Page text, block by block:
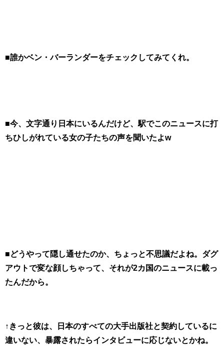
■誰かベン・バーランダーをチェックしてみてくれ。
■今、文字通り日本にいるんだけど、駅でこのニュースに打
ちひしがれている女の子たちの声を聞いたよw
■どうやって隠し通せたのか、ちょっと不思議だよね。ダグ
アウトで変な顔しちゃって、それが2カ国のニュースに載っ
たんだから。
↑きっと彼は、日本のすべての大手出版社と契約しているに
違いない、暴露されたらインタビューに応じないとかね。